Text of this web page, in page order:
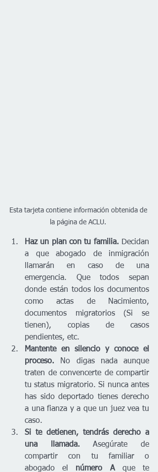
Esta tarjeta contiene información obtenida de
la página de ACLU.
Haz un plan con tu familia. Decidan
a que abogado de inmigración
llamarán en caso de una
emergencia. Que todos sepan
donde están todos los documentos
como actas de Nacimiento,
documentos migratorios (Si se
tienen), copias de casos
pendientes, etc.
Mantente en silencio y conoce el
proceso. No digas nada aunque
traten de convencerte de compartir
tu status migratorio. Si nunca antes
has sido deportado tienes derecho
a una fianza y a que un juez vea tu
caso.
Si te detienen, tendrás derecho a
una llamada. Asegúrate de
compartir con tu familiar o
abogado el número A que te